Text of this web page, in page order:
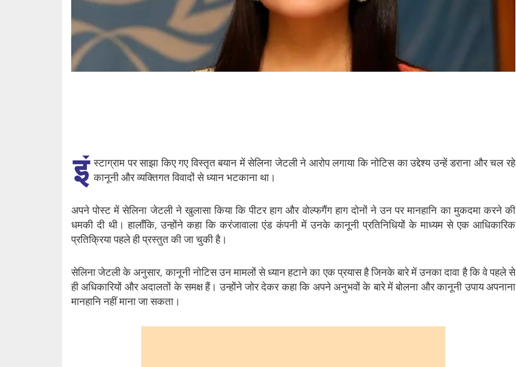
इं स्टाग्राम पर साझा किए गए विस्तृत बयान में सेलिना जेटली ने आरोप लगाया कि नोटिस का उद्देश्य उन्हें डराना और चल रहे
कानूनी और व्यक्तिगत विवादों से ध्यान भटकाना था।
अपने पोस्ट में सेलिना जेटली ने खुलासा किया कि पीटर हाग और वोल्फगैंग हाग दोनों ने उन पर मानहानि का मुकदमा करने की
धमकी दी थी। हालाँकि, उन्होंने कहा कि करंजावाला एंड कंपनी में उनके कानूनी प्रतिनिधियों के माध्यम से एक आधिकारिक
प्रतिक्रिया पहले ही प्रस्तुत की जा चुकी है।
सेलिना जेटली के अनुसार, कानूनी नोटिस उन मामलों से ध्यान हटाने का एक प्रयास है जिनके बारे में उनका दावा है कि वे पहले से
ही अधिकारियों और अदालतों के समक्ष हैं। उन्होंने जोर देकर कहा कि अपने अनुभवों के बारे में बोलना और कानूनी उपाय अपनाना
मानहानि नहीं माना जा सकता।